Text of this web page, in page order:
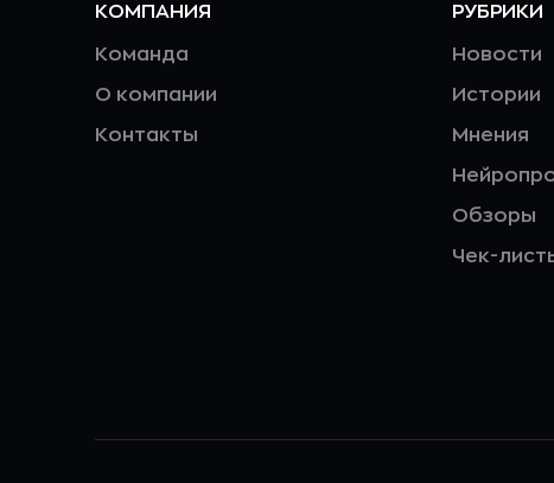
КОМПАНИЯ
Команда
О компании
Контакты
РУБРИКИ
Новости
Истории
Мнения
Обзоры
Чек-